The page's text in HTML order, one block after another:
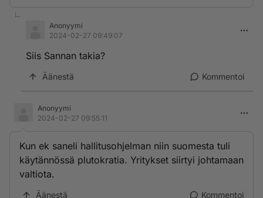
Anonyymi
2024-02-27 09:49:07
Siis Sannan takia?
Äänestä Kommentoi
Anonyymi
2024-02-27 09:55:11
Kun ek saneli hallitusohjelman niin suomesta tuli
käytännössä plutokratia. Yritykset siirtyi johtamaan
valtiota.
Äänestä Kommentoi